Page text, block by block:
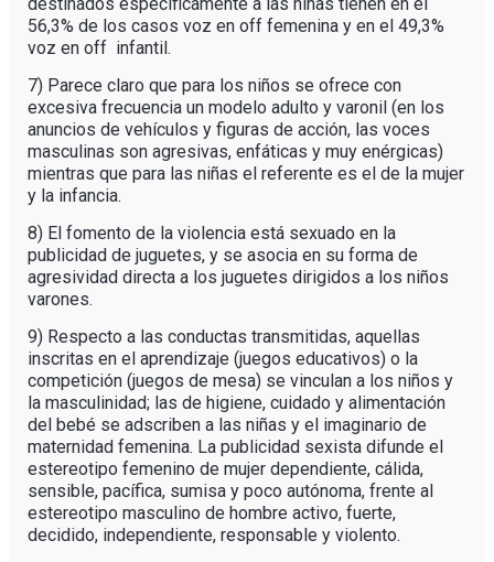
56,3% de los casos voz en off femenina y en el 49,3%
voz en off infantil.
7) Parece claro que para los niños se ofrece con
excesiva frecuencia un modelo adulto y varonil (en los
anuncios de vehículos y figuras de acción, las voces
masculinas son agresivas, enfáticas y muy enérgicas)
mientras que para las niñas el referente es el de la mujer
y la infancia.
8) El fomento de la violencia está sexuado en la
publicidad de juguetes, y se asocia en su forma de
agresividad directa a los juguetes dirigidos a los niños
varones.
9) Respecto a las conductas transmitidas, aquellas
inscritas en el aprendizaje (juegos educativos) o la
competición (juegos de mesa) se vinculan a los niños y
la masculinidad; las de higiene, cuidado y alimentación
del bebé se adscriben a las niñas y el imaginario de
maternidad femenina. La publicidad sexista difunde el
estereotipo femenino de mujer dependiente, cálida,
sensible, pacífica, sumisa y poco autónoma, frente al
estereotipo masculino de hombre activo, fuerte,
decidido, independiente, responsable y violento.